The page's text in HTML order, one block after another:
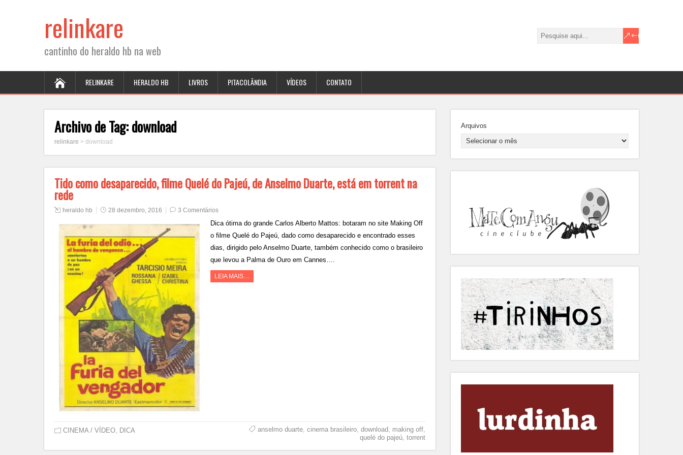
relinkare
cantinho do heraldo hb na web
RELINKARE HERALDO HB LIVROS PITACOLÂNDIA VÍDEOS CONTATO
Archivo de Tag:download
relinkare > download
Tido como desaparecido, filme Quelé do Pajeú, de Anselmo Duarte, está em torrent na
rede
heraldo hb 28 dezembro, 2016 3 Comentários
Dica ótima do grande Carlos Alberto Mattos: botaram no site Making Off
o filme Quelé do Pajeú, dado como desaparecido e encontrado esses
dias, dirigido pelo Anselmo Duarte, também conhecido como o brasileiro
que levou a Palma de Ouro em Cannes….
LEIA MAIS…
CINEMA / VÍDEO, DICA anselmo duarte, cinema brasileiro, download, making off,
quelé do pajeú, torrent
Arquivos